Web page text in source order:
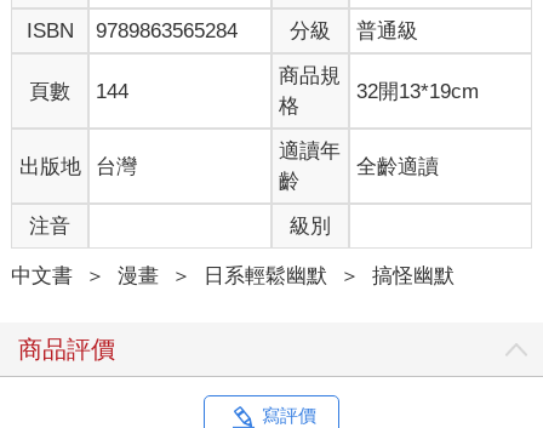
ISBN
9789863565284 分級 普通級
頁數 144
商品規
格
32開13*19cm
出版地 台灣
適讀年
齡
全齡適讀
注音 級別
中文書 ＞ 漫畫 ＞ 日系輕鬆幽默 ＞ 搞怪幽默
商品評價
寫評價